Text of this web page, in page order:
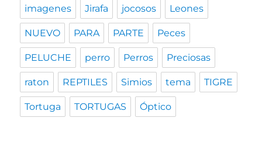
imagenes Jirafa jocosos Leones
NUEVO PARA PARTE Peces
PELUCHE perro Perros Preciosas
raton REPTILES Simios tema TIGRE
Tortuga TORTUGAS Óptico